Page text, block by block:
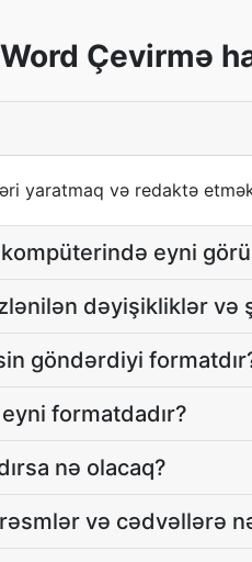
Word Çevirmə
yaratmaq və redaktə
eyni
dəyişikliklər və
göndərdiyi
formatdadır?
nə olacaq?
və cədvəllərə